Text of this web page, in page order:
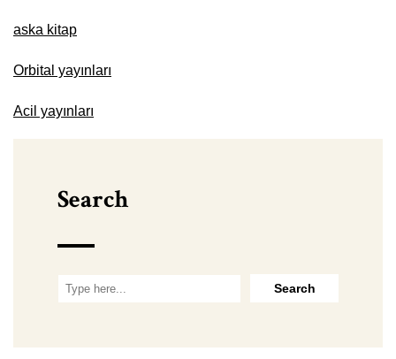
aska kitap
Orbital yayınları
Acil yayınları
Search